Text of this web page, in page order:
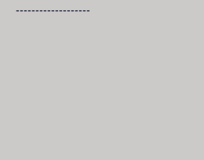
-------------------